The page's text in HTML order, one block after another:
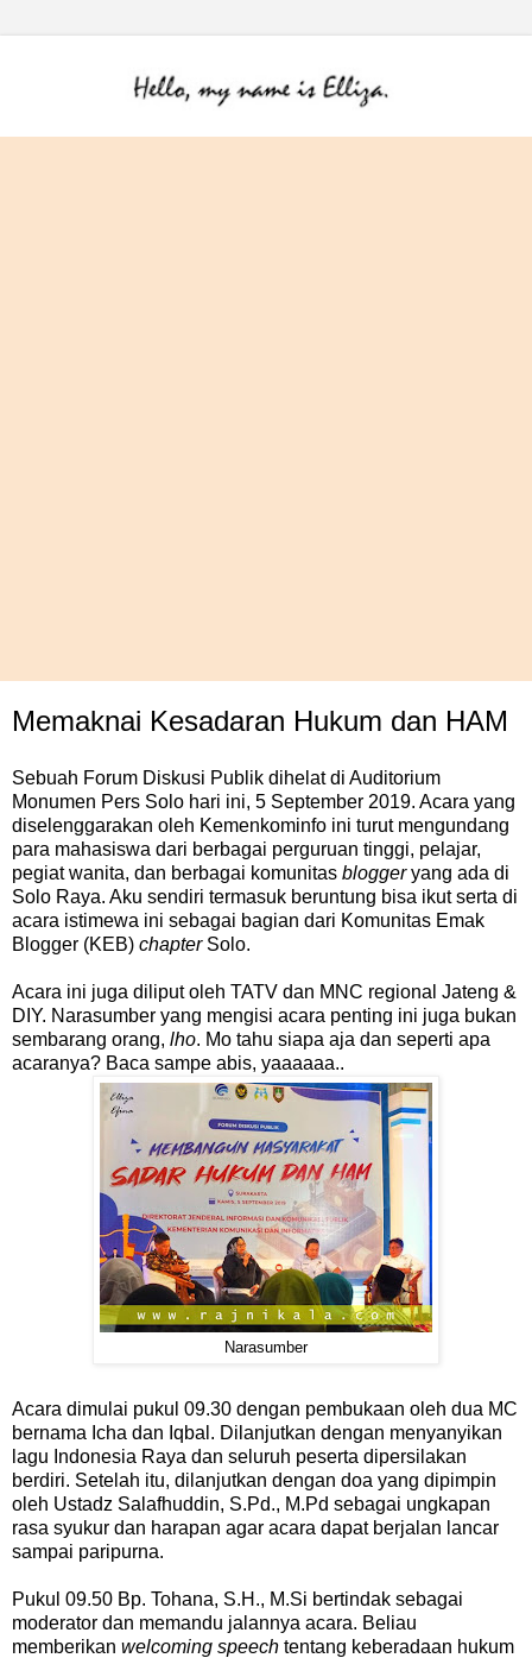
Memaknai Kesadaran Hukum dan HAM
Sebuah Forum Diskusi Publik dihelat di Auditorium
Monumen Pers Solo hari ini, 5 September 2019. Acara yang
diselenggarakan oleh Kemenkominfo ini turut mengundang
para mahasiswa dari berbagai perguruan tinggi, pelajar,
pegiat wanita, dan berbagai komunitas bloggeryang ada di
Solo Raya. Aku sendiri termasuk beruntung bisa ikut serta di
acara istimewa ini sebagai bagian dari Komunitas Emak
Blogger (KEB) chapter Solo.
Acara ini juga diliput oleh TATV dan MNC regional Jateng &
DIY. Narasumber yang mengisi acara penting ini juga bukan
sembarang orang, lho. Mo tahu siapa aja dan seperti apa
acaranya? Baca sampe abis, yaaaaaa..
Narasumber
Acara dimulai pukul 09.30 dengan pembukaan oleh dua MC
bernama Icha dan Iqbal. Dilanjutkan dengan menyanyikan
lagu Indonesia Raya dan seluruh peserta dipersilakan
berdiri. Setelah itu, dilanjutkan dengan doa yang dipimpin
oleh Ustadz Salafhuddin, S.Pd., M.Pd sebagai ungkapan
rasa syukur dan harapan agar acara dapat berjalan lancar
sampai paripurna.
Pukul 09.50 Bp. Tohana, S.H., M.Si bertindak sebagai
moderator dan memandu jalannya acara. Beliau
memberikan welcoming speech tentang keberadaan hukum